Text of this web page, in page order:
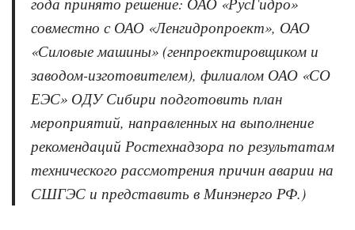
совместно с ОАО «Ленгидропроект», ОАО
«Силовые машины» (генпроектировщиком и
заводом-изготовителем), филиалом ОАО «СО
ЕЭС» ОДУ Сибири подготовить план
мероприятий, направленных на выполнение
рекомендаций Ростехнадзора по результатам
технического рассмотрения причин аварии на
СШГЭС и представить в Минэнерго РФ.)